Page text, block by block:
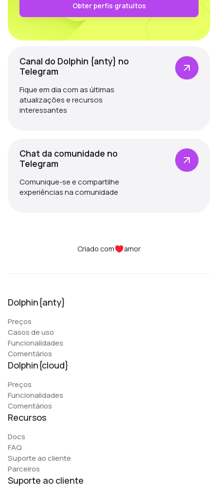
Obter perfis gratuitos
Canal do Dolphin {anty} no
Telegram
Fique em dia com as últimas
atualizações e recursos
interessantes
Chat da comunidade no
Telegram
Comunique-se e compartilhe
experiências na comunidade
Criado com amor
Dolphin{anty}
Preços
Casos de uso
Funcionalidades
Comentários
Dolphin{cloud}
Preços
Funcionalidades
Comentários
Recursos
Docs
FAQ
Suporte ao cliente
Parceiros
Suporte ao cliente